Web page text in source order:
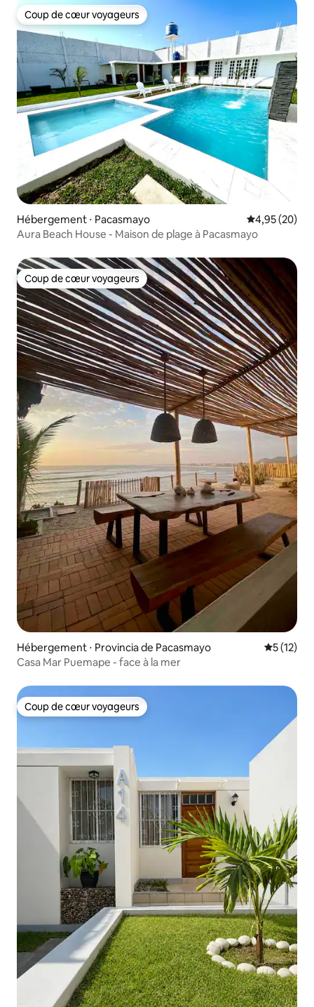
Coup de cœur voyageurs
Coup de cœur voyageurs
Hébergement ⋅ Pacasmayo Évaluation
4,95 (20)
Aura Beach House - Maison de plage à Pacasmayo
Coup de cœur voyageurs
Coup de cœur voyageurs
Hébergement ⋅ Provincia de Pacasmayo
5 (12)
Casa Mar Puemape - face à la mer
Coup de cœur voyageurs
Coup de cœur voyageurs